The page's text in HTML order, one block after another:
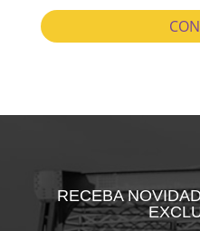
RECEBA